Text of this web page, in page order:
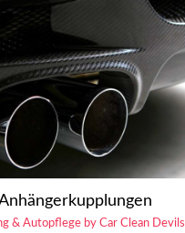
& Autopflege by Car Clean Devils